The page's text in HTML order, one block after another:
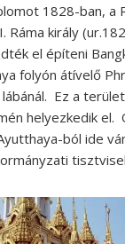
1828-ban, a
Ráma király
el építeni
folyón átívelő
Ez a
helyezkedik el.
ból ide